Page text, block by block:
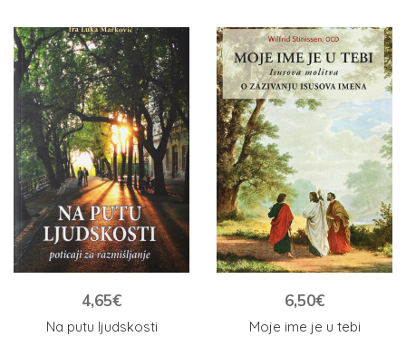
Na putu ljudskosti
4,65€
Moje ime je u tebi
6,50€